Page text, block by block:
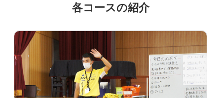
各コースの紹介